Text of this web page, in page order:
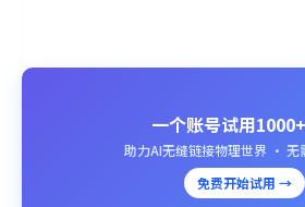
一个账号试用
助力AI无缝链接物理世界 · 无
免费开始试用 →